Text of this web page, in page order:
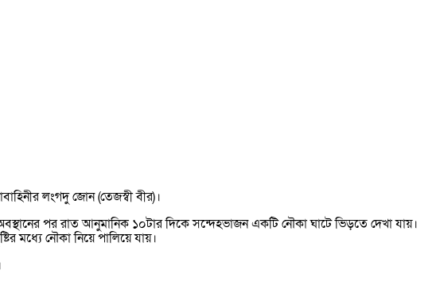
লংগদু জোন (তেজস্বী বীর)।
পর রাত আনুমানিক ১০টার দিকে সন্দেহভাজন একটি নৌকা ঘাটে ভিড়তে দেখা যায়।
মধ্যে নৌকা নিয়ে পালিয়ে যায়।